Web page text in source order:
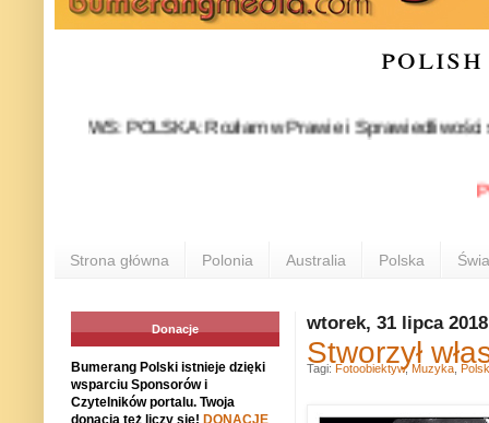
NEWS: POLSKA: Rozłam w Prawie i Sprawiedliwości stał
Strona główna Polonia Australia Polska
wtorek, 31 lipca 2018
Stworzył
Tagi: Fotoobiektyw, Muzyka
Donacje
Bumerang Polski istnieje dzięki
wsparciu Sponsorów i
Czytelników portalu. Twoja
donacja też liczy się! DONACJE